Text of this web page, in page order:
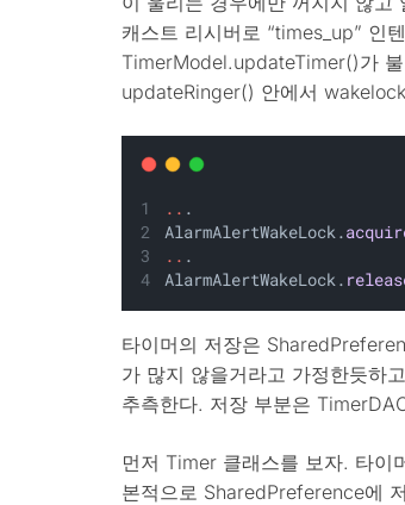
캐스트 리시버로 “times_up” 인
TimerModel.updateTimer()가
updateRinger() 안에서
.. .
AlarmAlertWakeLock.
.. .
AlarmAlertWakeLock.
타이머의 저장은
가 많지 않을거라고 가정한듯하
추측한다. 저장 부분은
먼저 Timer 클래스를 보자. 타이
본적으로 SharedPreference에